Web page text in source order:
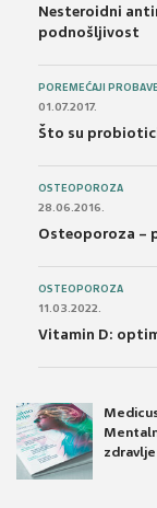
Nesteroidni
podnošljivost
POREMEĆAJI PROBAVE
01.07.2017.
Što su
OSTEOPOROZA
28.06.2016.
Osteoporoza –
OSTEOPOROZA
11.03.2022.
Vitamin D:
zdravlje